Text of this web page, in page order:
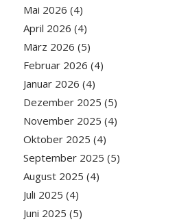
Mai 2026 (4)
April 2026 (4)
März 2026 (5)
Februar 2026 (4)
Januar 2026 (4)
Dezember 2025 (5)
November 2025 (4)
Oktober 2025 (4)
September 2025 (5)
August 2025 (4)
Juli 2025 (4)
Juni 2025 (5)